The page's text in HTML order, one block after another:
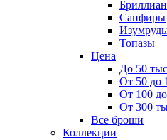
Сапфиры
Топазы
Цена
До 50
От 50 до
От 100
От 300
Все броши
Коллекции